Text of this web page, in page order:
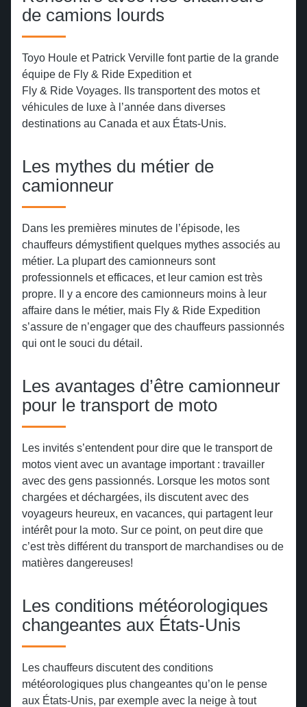
de camions lourds
Toyo Houle et Patrick Verville font partie de la grande
équipe de Fly & Ride Expedition et
Fly & Ride Voyages. Ils transportent des motos et
véhicules de luxe à l’année dans diverses
destinations au Canada et aux États-Unis.
Les mythes du métier de
camionneur
Dans les premières minutes de l’épisode, les
chauffeurs démystifient quelques mythes associés au
métier. La plupart des camionneurs sont
professionnels et efficaces, et leur camion est très
propre. Il y a encore des camionneurs moins à leur
affaire dans le métier, mais Fly & Ride Expedition
s’assure de n’engager que des chauffeurs passionnés
qui ont le souci du détail.
Les avantages d’être camionneur
pour le transport de moto
Les invités s’entendent pour dire que le transport de
motos vient avec un avantage important : travailler
avec des gens passionnés. Lorsque les motos sont
chargées et déchargées, ils discutent avec des
voyageurs heureux, en vacances, qui partagent leur
intérêt pour la moto. Sur ce point, on peut dire que
c’est très différent du transport de marchandises ou de
matières dangereuses!
Les conditions météorologiques
changeantes aux États-Unis
Les chauffeurs discutent des conditions
météorologiques plus changeantes qu’on le pense
aux États-Unis, par exemple avec la neige à tout